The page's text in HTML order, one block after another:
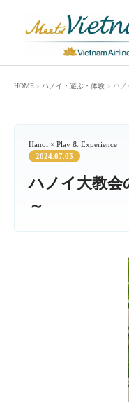
HOME ハノイ ・遊ぶ・体験 ハノ
Hanoi × Play & Experience
2024.07.05
ハノイ大教
～